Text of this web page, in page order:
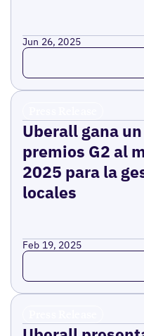
Jun 26, 2025
Read more
Uberall gana
premios G2 al
2025 para la
locales
Feb 19, 2025
Read more